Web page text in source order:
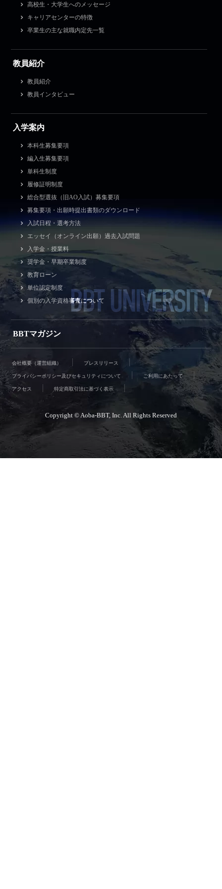
高校生・大学生へのメッセージ
キャリアセンターの特徴
卒業生の主な就職内定先一覧
教員紹介
教員紹介
教員インタビュー
入学案内
本科生募集要項
編入生募集要項
単科生制度
履修証明制度
総合型選抜（旧AO入試）募集要項
募集要項・出願時提出書類のダウンロード
入試日程・選考方法
エッセイ（オンライン出願）過去入試問題
入学金・授業料
奨学金・早期卒業制度
教育ローン
単位認定制度
個別の入学資格審査について
BBTマガジン
BBT UNIVERSITY
会社概要（運営組織） プレスリリース
プライバシーポリシー及びセキュリティについて ご利用にあたって
アクセス 特定商取引法に基づく表示
Copyright © Aoba-BBT, Inc. All Rights Reserved